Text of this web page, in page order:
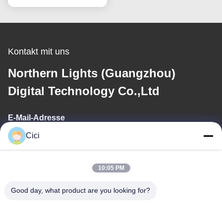
Kontakt mit uns
Northern Lights (Guangzhou)
Digital Technology Co.,Ltd
E-Mail-Adresse
sales03@bjgprojection.com
Adresse
Cici
10:05 PM
Good day, what product are you looking for?